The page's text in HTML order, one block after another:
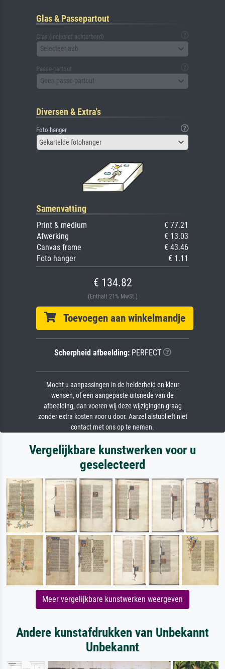
Glas & Passepartout
Glas (inclusief achterbord)
Selecteer aub
Passe-partout
Geen passe-partout
Diversen & Extra's
Foto hanger
Gekartelde fotohanger
Samenvatting
Print & medium
€ 77.21
Afwerking
€ 13.03
Canvas frame
€ 43.46
Foto hanger
€ 1.11
€ 134.82
(Enthält 21% MwSt.)
Toevoegen aan winkelmandje
Scherpheid afbeelding:PERFECT
Mocht u aanpassingen in de helderheid en kleur
wensen, of een aangepaste uitsnede van de
afbeelding, dan voeren wij deze wijzigingen graag
zonder extra kosten voor u door. Aarzel alstublieft niet
contact met ons op te nemen.
Vergelijkbare kunstwerken voor u
geselecteerd
Meer vergelijkbare kunstwerken weergeven
Andere kunstafdrukken van Unbekannt
Unbekannt